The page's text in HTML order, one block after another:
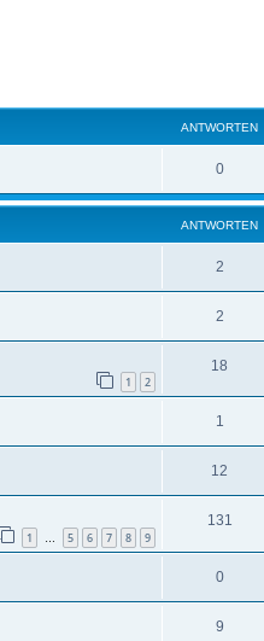
ANTWORTEN
0
ANTWORTEN
2
2
1 2
18
1
12
1 … 5 6 7 8 9
131
0
9